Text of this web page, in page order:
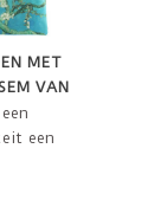
MET
VAN
een
ook om de